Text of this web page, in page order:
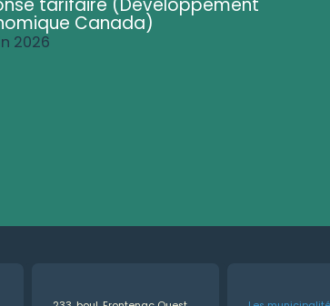
Canada)
2026